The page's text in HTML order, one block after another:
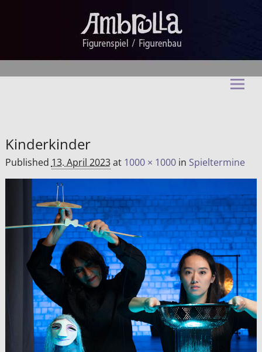
Kinderkinder
Published 13. April 2023at 1000 × 1000in Spieltermine